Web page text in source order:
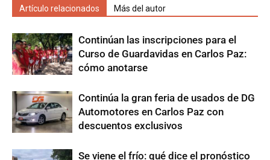
Artículo relacionados Más del autor
Continúan las inscripciones para el
Curso de Guardavidas en Carlos Paz:
cómo anotarse
Continúa la gran feria de usados de DG
Automotores en Carlos Paz con
descuentos exclusivos
Se viene el frío: qué dice el pronóstico